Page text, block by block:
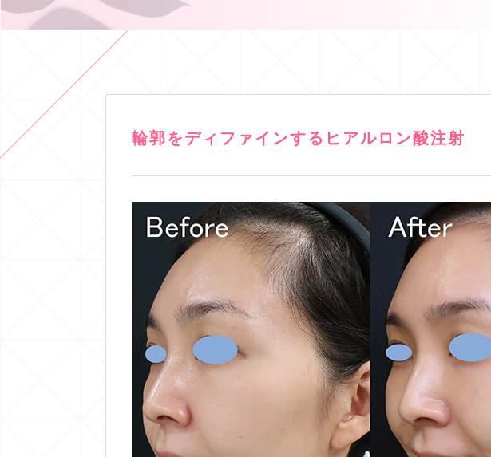
輪郭をディファインするヒアルロン酸注射